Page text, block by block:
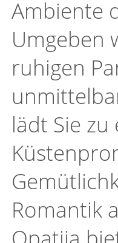
Ambiente
Umgeben
ruhigen
lädt Sie
Romantik